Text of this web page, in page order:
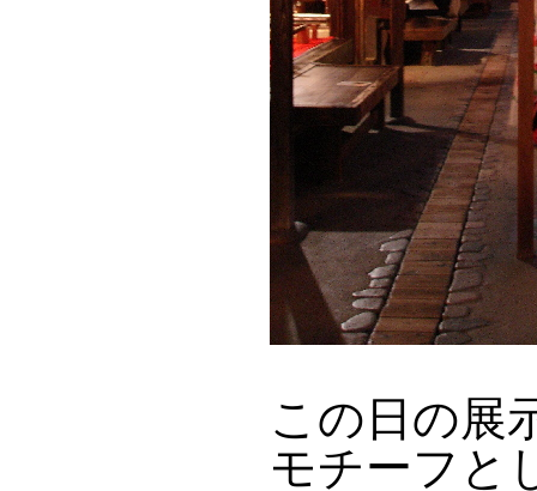
この日の展
モチーフと